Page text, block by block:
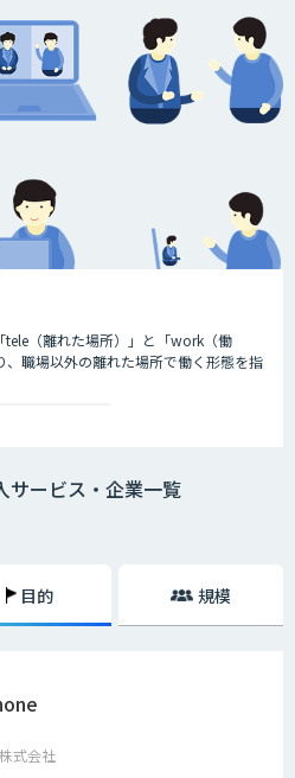
（離れた場所）」と「work（働
、職場以外の離れた場所で働く形態を指
が存在するとされています。それが、
ターネット、電話、ファックスなどで会
また、都心部に本社を置く企業が郊外
、地方に本社を構える企業が都心部にサ
ースも多くなっています。
サービス・企業一覧
目的 規模
式会社